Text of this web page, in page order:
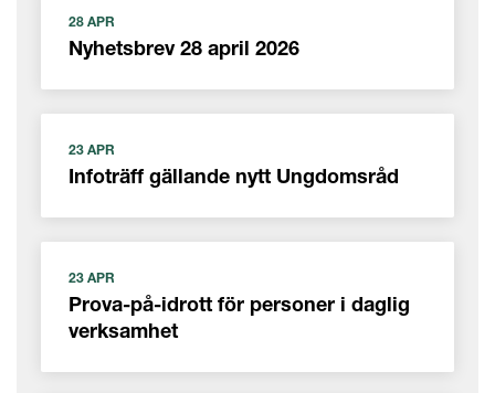
28 APR
Nyhetsbrev 28 april 2026
23 APR
Infoträff gällande nytt Ungdomsråd
23 APR
Prova-på-idrott för personer i daglig
verksamhet